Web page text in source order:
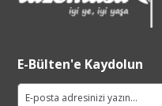
E-Bülten'e Kaydolun